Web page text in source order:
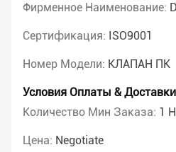
Фирменное Наименование:
Сертификация: ISO9001
Номер Модели: КЛАПАН ПК
Условия Оплаты & Доставки
Количество Мин Заказа: 1
Цена: Negotiate